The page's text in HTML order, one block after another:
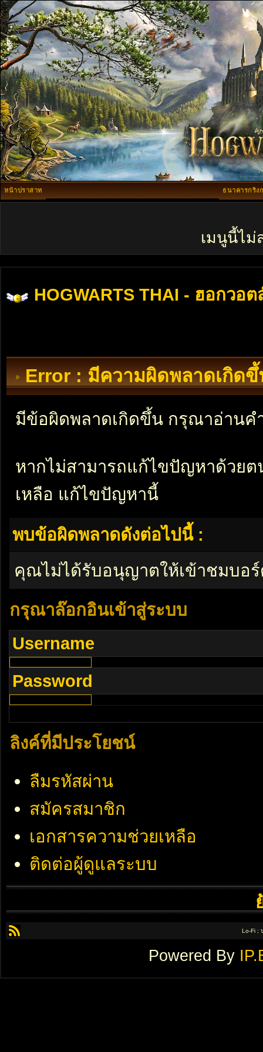
หน้าปราสาท ธนาคารกริง
เมนูนี้ไม่
HOGWARTS THAI - ฮอกวอต
Error : มีความผิดพลาดเกิดขึ้
มีข้อผิดพลาดเกิดขึ้น กรุณาอ่านค
หากไม่สามารถแก้ไขปัญหาด้วย
เหลือ แก้ไขปัญหานี้
พบข้อผิดพลาดดังต่อไปนี้ :
คุณไม่ได้รับอนุญาตให้เข้าชมบอ
กรุณาล๊อกอินเข้าสู่ระบบ
Username
Password
ลิงค์ที่มีประโยชน์
ลืมรหัสผ่าน
สมัครสมาชิก
เอกสารความช่วยเหลือ
ติดต่อผู้ดูแลระบบ
Lo-Fi ;
Powered By